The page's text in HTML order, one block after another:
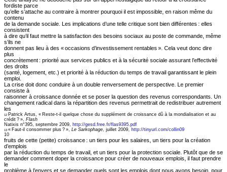
fordiste parce
qu’elle s’attache au contraire à montrer pourquoi il est impossible, en raison même du
contenu
de la demande sociale. Les implications d’une telle critique sont bien différentes : elles
consistent
à dire qu’il faut mettre la satisfaction des besoins sociaux au poste de commande, même
s’ils ne
donnent pas lieu à des « occasions d’investissement rentables ». Cela veut donc dire
plus
concrètement : priorité aux services publics et à la sécurité sociale assurant l’effectivité
des droits
(santé, logement, etc.) et priorité à la réduction du temps de travail garantissant le plein
emploi.
La crise doit donc conduire à un double renversement de perspective. Le premier
consiste à
raisonner à croissance donnée et se poser la question des revenus correspondants. Un
changement radical dans la répartition des revenus permettrait de redistribuer autrement
les
12 Patrick Artus, « Reste-t-il quelque chose du supplément de croissance dû à la mondialisation et au
crédit ? », Flash
Natixis n°395, septembre 2009, http://gesd.free.fr/flas9395.pdf
13 « Faut-il consommer plus ? », Le Sarkophage, juillet 2009, http://tinyurl.com/collin09
10
fruits de cette (petite) croissance : un tiers pour les salaires, un tiers pour la création
d’emplois
par la réduction du temps de travail, et un tiers pour la protection sociale. Plutôt que de se
demander comment doper la croissance pour créer de nouveaux emplois, il faut prendre
le
problème à l’envers et se demander quels sont les emplois dont nous avons besoin, pour